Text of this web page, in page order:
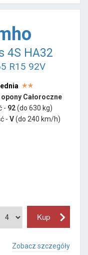
4S HA32
R15 92V
opony Całoroczne
- 92(do 630 kg)
- V(do 240 km/h)
Zobacz szczegóły